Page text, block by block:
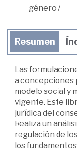
género /
Resumen
Las
a concepciones
modelo social y
vigente. Este
jurídica del
Realiza un
regulación de
los